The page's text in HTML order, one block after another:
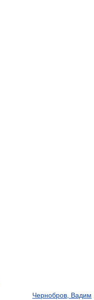
Чернобров, Вадим